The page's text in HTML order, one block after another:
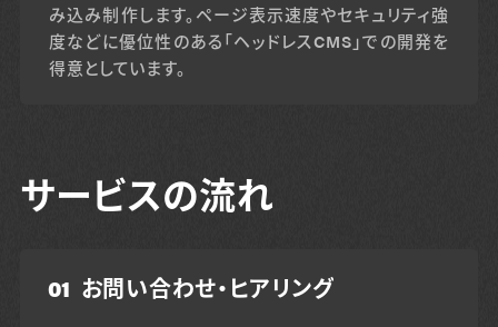
み込み制作します。ページ表示速度やセキュリティ強
度などに優位性のある「ヘッドレスCMS」での開発を
得意としています。
サービスの流れ
01 お問い合わせ・ヒアリング